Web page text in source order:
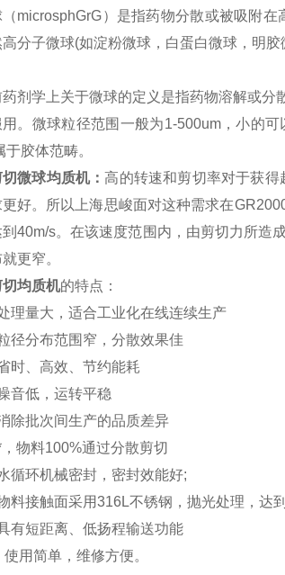
microsphGrG）是指药物分散或被吸附
高分子微球(如淀粉微球，白蛋白微球，明
药剂学上关于微球的定义是指药物溶解或
用。微球粒径范围一般为1-500um，小的
于胶体范畴。
切微球均质机：高的转速和剪切率对于获得
好。
所以上海思峻面对这种需求在G
到40m/s。在该速度范围内，由剪切力所造
更窄。
均质机的特点：
处理量大，适合工业化在线连续生产
粒径分布范围窄，分散效果佳
时、高效、节约能耗
音低，运转平稳
除批次间生产的品质差异
，物料100%通过分散剪切
水循环机械密封，密封效能好;
料接触面采用316L不锈钢，抛光处理，达到
具有短距离、低扬程输送功能
使用简单，维修方便。